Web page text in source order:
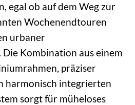
egal ob auf dem Weg zur
Wochenendtouren
urbaner
Kombination aus einem
präziser
harmonisch integrierten
sorgt für müheloses